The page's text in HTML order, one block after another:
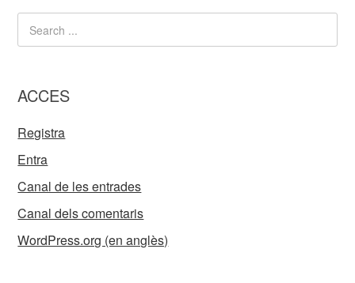
ACCES
Registra
Entra
Canal de les entrades
Canal dels comentaris
WordPress.org (en anglès)